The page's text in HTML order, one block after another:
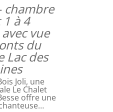
chambre
à 4
vue
du
Lac des
Joli, une
Le Chalet
offre une